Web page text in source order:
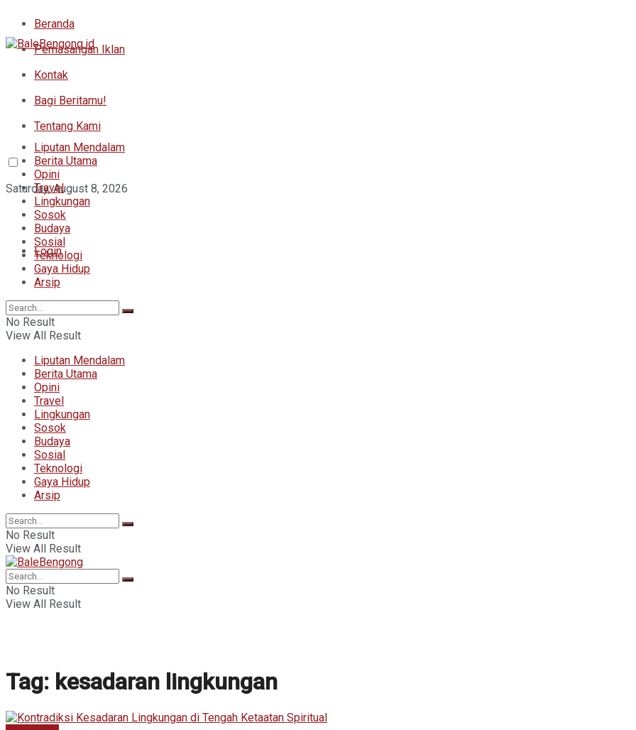
Beranda
Pemasangan Iklan
Kontak
Bagi Beritamu!
Tentang Kami
Saturday, August 8, 2026
Login
Liputan Mendalam
Berita Utama
Opini
Travel
Lingkungan
Sosok
Budaya
Sosial
Teknologi
Gaya Hidup
Arsip
No Result
View All Result
Liputan Mendalam
Berita Utama
Opini
Travel
Lingkungan
Sosok
Budaya
Sosial
Teknologi
Gaya Hidup
Arsip
No Result
View All Result
No Result
View All Result
Tag: kesadaran lingkungan